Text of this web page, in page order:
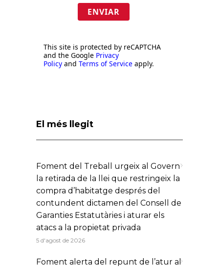
ENVIAR
This site is protected by reCAPTCHA
and the Google Privacy
Policy and Terms of Service apply.
El més llegit
Foment del Treball urgeix al Govern
la retirada de la llei que restringeix la
compra d’habitatge després del
contundent dictamen del Consell de
Garanties Estatutàries i aturar els
atacs a la propietat privada
5 d'agost de 2026
Foment alerta del repunt de l’atur al